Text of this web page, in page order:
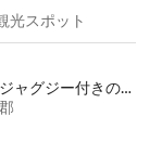
光スポット
露天風呂・ジャグジー付きの宿泊施設